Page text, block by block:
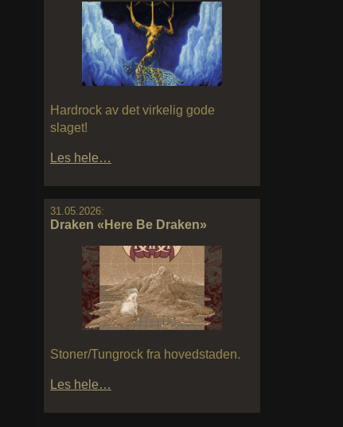
Hardrock av det virkelig gode
slaget!
Les hele…
31.05.2026:
Draken «Here Be Draken»
Stoner/Tungrock fra hovedstaden.
Les hele…